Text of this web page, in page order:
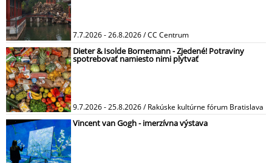
7.7.2026 - 26.8.2026 / CC Centrum
Dieter & Isolde Bornemann - Zjedené! Potraviny
spotrebovať namiesto nimi plytvať
9.7.2026 - 25.8.2026 / Rakúske kultúrne fórum Bratislava
Vincent van Gogh - imerzívna výstava